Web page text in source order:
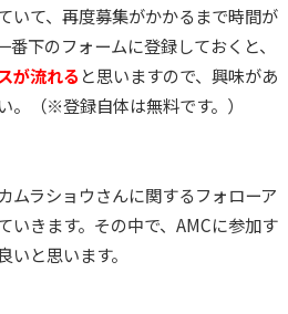
いて、再度募集がかかるまで時間が
下のフォームに登録しておくと、
が流れる と思いますので、興味があ
。（※登録自体は無料です。）
ムラショウさんに関するフォローア
いきます。その中で、AMCに参加す
と思います。